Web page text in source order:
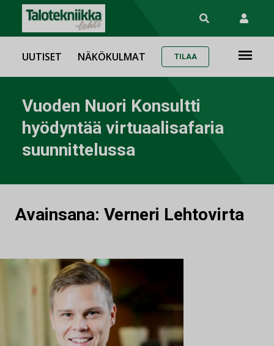
UUTISET NÄKÖKULMAT TILAA
Vuoden Nuori Konsultti
hyödyntää virtuaalisafaria
suunnittelussa
Avainsana: Verneri Lehtovirta